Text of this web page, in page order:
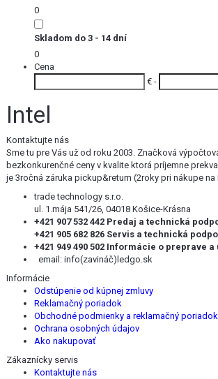
0
Skladom do 3 - 14 dní
0
Cena
€ -
Intel
Kontaktujte nás
Sme tu pre Vás už od roku 2003. Značková
bezkonkurenčné ceny v kvalite ktorá príjemne
je 3ročná záruka pickup&return (2roky pri nákupe na
trade technology s.r.o.
ul. 1.mája 541/26, 04018 Košice-Krásna
+421 907 532 442 Predaj a technická
+421 905 682 826 Servis a technická
+421 949 490 502 Informácie o preprave
email: info(zavináč)ledgo.sk
Informácie
Odstúpenie od kúpnej zmluvy
Reklamačný poriadok
Obchodné podmienky a reklamačný poriadok
Ochrana osobných údajov
Ako nakupovať
Zákaznícky servis
Kontaktujte nás